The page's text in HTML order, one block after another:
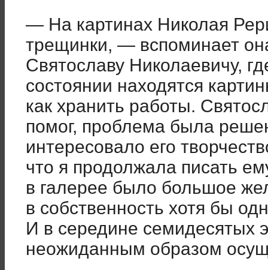
— На картинах Николая
трещинки, — вспоминает
Святославу Николаевичу,
состоянии находятся
как хранить работы.
помог, проблема была
интересовало его
что я продолжала писать
в галерее было большое
в собственность хотя бы
И в середине семидесятых
неожиданным образом